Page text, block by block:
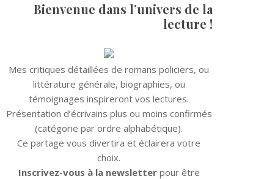
Bienvenue dans l’univers de la
lecture !
Mes critiques détaillées de romans policiers, ou
littérature générale, biographies, ou
témoignages inspireront vos lectures.
Présentation d’écrivains plus ou moins confirmés
(catégorie par ordre alphabétique).
Ce partage vous divertira et éclairera votre
choix.
Inscrivez-vous à la newsletterpour être